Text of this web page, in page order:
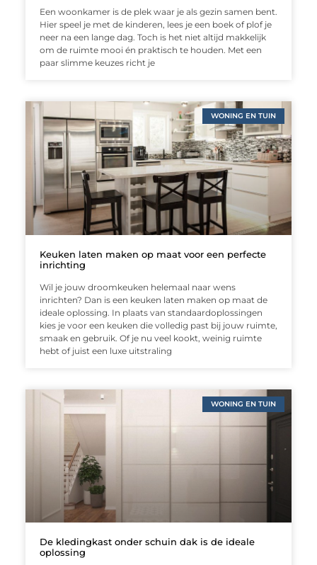
Een woonkamer is de plek waar je als gezin samen bent.
Hier speel je met de kinderen, lees je een boek of plof je
neer na een lange dag. Toch is het niet altijd makkelijk
om de ruimte mooi én praktisch te houden. Met een
paar slimme keuzes richt je
WONING EN TUIN
Keuken laten maken op maat voor een perfecte
inrichting
Wil je jouw droomkeuken helemaal naar wens
inrichten? Dan is een keuken laten maken op maat de
ideale oplossing. In plaats van standaardoplossingen
kies je voor een keuken die volledig past bij jouw ruimte,
smaak en gebruik. Of je nu veel kookt, weinig ruimte
hebt of juist een luxe uitstraling
WONING EN TUIN
De kledingkast onder schuin dak is de ideale
oplossing